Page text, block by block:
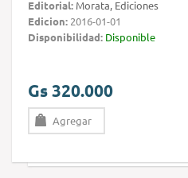
Editorial: Morata, Ediciones
Edicion: 2016-01-01
Disponibilidad: Disponible
Gs 320.000
Agregar